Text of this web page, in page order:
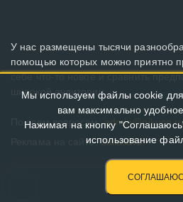
У нас размещены тысячи
помощью которых можно приятно
себе что-то новое и сравнить
широкой аудитории.
По всем вопросам: admin@pikuco.ru
Реклама на сайте: Заказать!
Мы используем файлы cookie для
вам максимально
Нажимая на кнопку
использование